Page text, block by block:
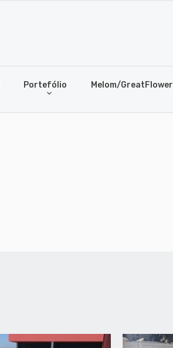
Portefólio Melom/GreatFlower